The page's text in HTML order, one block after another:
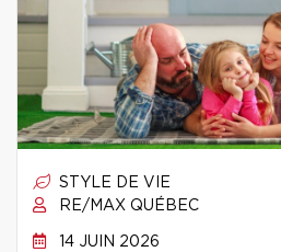
STYLE DE VIE
RE/MAX QUÉBEC
14 JUIN 2026